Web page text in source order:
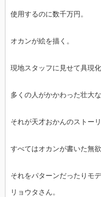
使用するのに数千万円。
オカンが絵を描く。
現地スタッフに見せて具現化
多くの人がかかわった壮大な
それが天才おかんのストーリ
すべてはオカンが書いた無欲
それをパターンだったりモ
リョウタさん。